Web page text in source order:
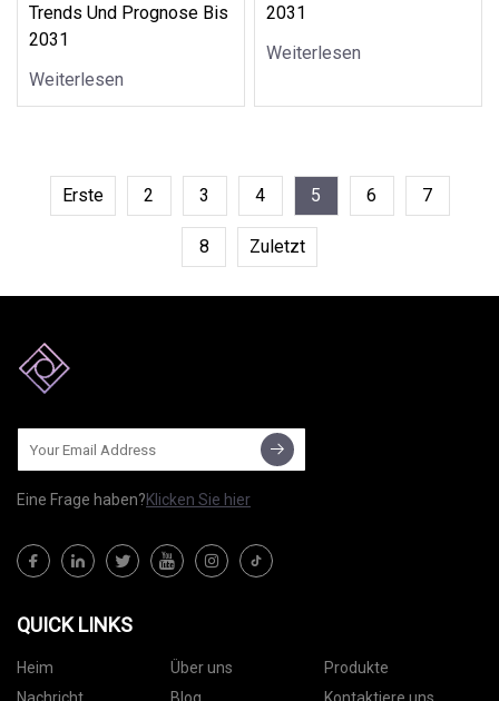
Trends Und Prognose Bis
2031
Weiterlesen
2031
Weiterlesen
Erste 2 3 4 5 6 7
8 Zuletzt
Eine Frage haben?Klicken Sie hier
QUICK LINKS
Heim Über uns
Produkte